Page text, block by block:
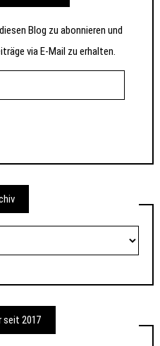
Blog zu abonnieren und
via E-Mail zu erhalten.
seit 2017